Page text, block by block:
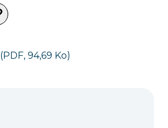
(PDF, 94,69 Ko)